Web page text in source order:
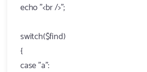
echo "<br />";
switch($find)
{
case "a":